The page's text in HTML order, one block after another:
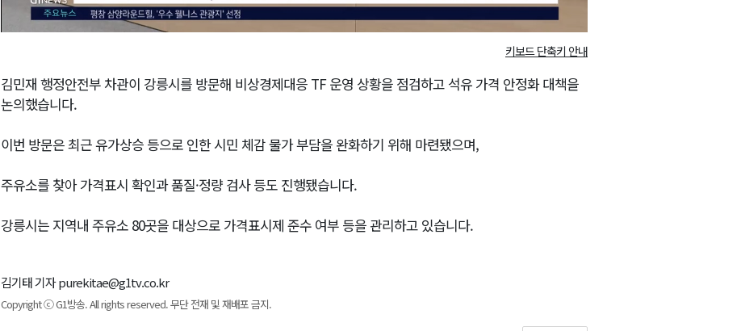
키보드 단축키 안내
김민재 행정안전부 차관이 강릉시를 방문해 비상경제대응 TF 운영 상황을 점검하고 석유 가격 안정화 대책을
논의했습니다.
이번 방문은 최근 유가상승 등으로 인한 시민 체감 물가 부담을 완화하기 위해 마련됐으며,
주유소를 찾아 가격표시 확인과 품질·정량 검사 등도 진행됐습니다.
강릉시는 지역내 주유소 80곳을 대상으로 가격표시제 준수 여부 등을 관리하고 있습니다.
김기태 기자 purekitae@g1tv.co.kr
Copyright ⓒ G1방송. All rights reserved. 무단 전재 및 재배포 금지.